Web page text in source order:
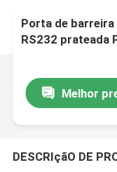
Porta de
RS232 prateada
Melhor
DESCRIçãO DE